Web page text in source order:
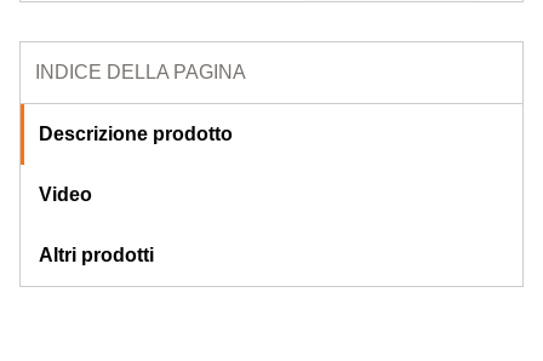
INDICE DELLA PAGINA
Descrizione prodotto
Video
Altri prodotti